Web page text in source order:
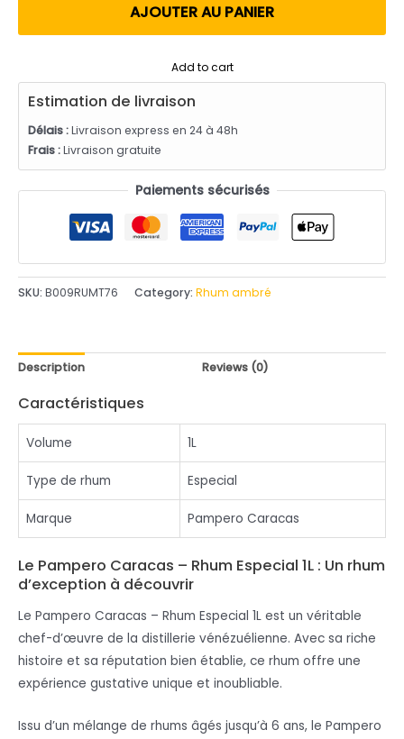
AJOUTER AU PANIER
Add to cart
Estimation de livraison
Délais :Livraison express en 24 à 48h
Frais :Livraison gratuite
Paiements sécurisés
SKU: B009RUMT76 Category: Rhum ambré
Description Reviews (0)
Caractéristiques
Volume 1L
Type de rhum Especial
Marque Pampero Caracas
Le Pampero Caracas – Rhum Especial 1L : Un rhum
d’exception à découvrir
Le Pampero Caracas – Rhum Especial 1L est un véritable
chef-d’œuvre de la distillerie vénézuélienne. Avec sa riche
histoire et sa réputation bien établie, ce rhum offre une
expérience gustative unique et inoubliable.
Issu d’un mélange de rhums âgés jusqu’à 6 ans, le Pampero